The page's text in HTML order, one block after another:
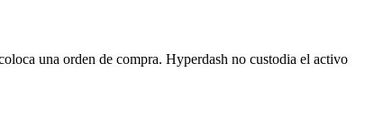
una orden de compra. Hyperdash no custodia el activo